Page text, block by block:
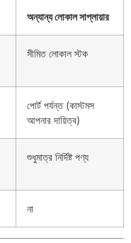
অন্যান্য লোকাল সাপ্লায়ার
সীমিত লোকাল স্টক
পোর্ট পর্যন্ত (কাস্টমস
আপনার দায়িত্ব)
শুধুমাত্র নির্দিষ্ট পণ্য
না